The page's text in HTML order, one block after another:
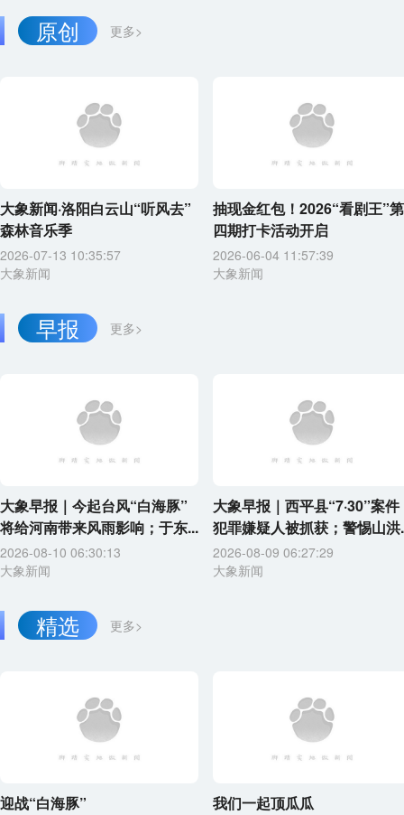
更多>
原创
大象新闻·洛阳白云山“听风去”
森林音乐季
2026-07-13 10:35:57
大象新闻
抽现金红包！2026“看剧王”第
四期打卡活动开启
2026-06-04 11:57:39
大象新闻
更多>
早报
大象早报｜今起台风“白海豚”
将给河南带来风雨影响；于东...
2026-08-10 06:30:13
大象新闻
大象早报｜西平县“7·30”案件
犯罪嫌疑人被抓获；警惕山洪
2026-08-09 06:27:29
大象新闻
更多>
精选
迎战“白海豚” 我们一起顶瓜瓜